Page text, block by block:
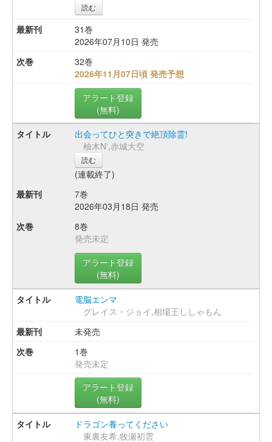
読む
31巻
2026年07月10日 発売
32巻
2026年11月07日頃 発売予想
アラート登録
(無料)
出会ってひと突きで絶頂除霊!
柚木N',赤城大空
読む
(連載終了)
7巻
2026年03月18日 発売
8巻
発売未定
アラート登録
(無料)
電脳エンマ
グレイス・ジョイ,相場王ししゃもん
未発売
1巻
発売未定
アラート登録
(無料)
ドラゴン養ってください
東裏友希,牧瀬初雲